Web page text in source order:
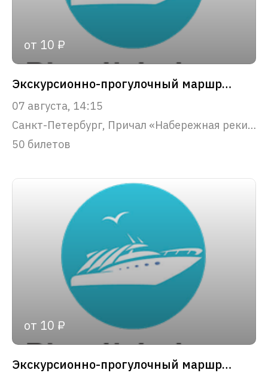
от 10 ₽
Экскурсионно-прогулочный маршрут "Парадный Петербург"
07 августа, 14:15
Санкт-Петербург, Причал «Набережная реки Фонтанки, 53»
50 билетов
от 10 ₽
Экскурсионно-прогулочный маршрут "Парадный Петербург"